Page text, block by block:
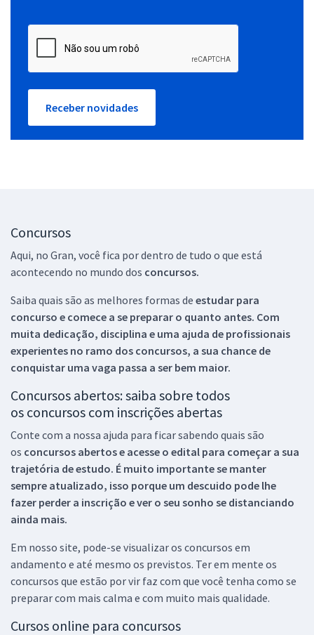
Receber novidades
Concursos
Aqui, no Gran, você fica por dentro de tudo o que está
acontecendo no mundo dos concursos.
Saiba quais são as melhores formas de estudar para
concurso e comece a se preparar o quanto antes. Com
muita dedicação, disciplina e uma ajuda de profissionais
experientes no ramo dos concursos, a sua chance de
conquistar uma vaga passa a ser bem maior.
Concursos abertos: saiba sobre todos
os concursos com inscrições abertas
Conte com a nossa ajuda para ficar sabendo quais são
os concursos abertos e acesse o edital para começar a sua
trajetória de estudo. É muito importante se manter
sempre atualizado, isso porque um descuido pode lhe
fazer perder a inscrição e ver o seu sonho se distanciando
ainda mais.
Em nosso site, pode-se visualizar os concursos em
andamento e até mesmo os previstos. Ter em mente os
concursos que estão por vir faz com que você tenha como se
preparar com mais calma e com muito mais qualidade.
Cursos online para concursos